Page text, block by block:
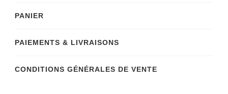
PANIER
PAIEMENTS & LIVRAISONS
CONDITIONS GÉNÉRALES DE VENTE